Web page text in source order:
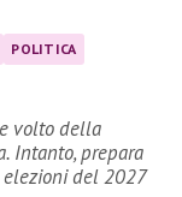
POLITICA
volto della
Intanto, prepara
del 2027